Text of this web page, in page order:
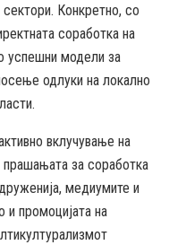
Конкретно, со
соработка на
успешни модели за
одлуки на локално
вклучување на
прашањата за соработка
медиумите и
и промоцијата на